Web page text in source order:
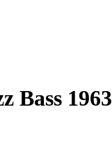
Bass 1963